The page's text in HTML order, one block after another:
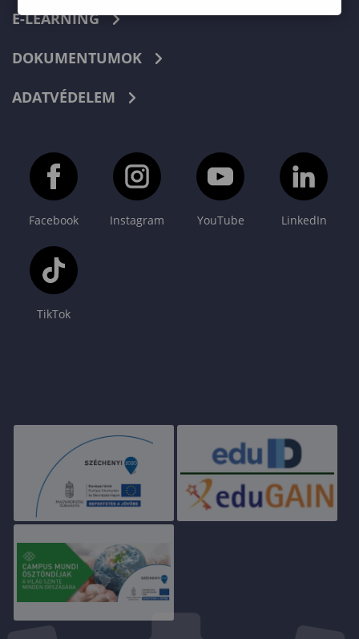
E-LEARNING
DOKUMENTUMOK
ADATVÉDELEM
Facebook Instagram YouTube LinkedIn
TikTok